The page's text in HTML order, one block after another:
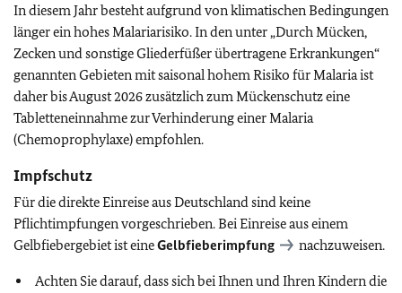
In diesem Jahr besteht aufgrund von klimatischen Bedingungen
länger ein hohes Malariarisiko. In den unter „Durch Mücken,
Zecken und sonstige Gliederfüßer übertragene Erkrankungen“
genannten Gebieten mit saisonal hohem Risiko für Malaria ist
daher bis August 2026 zusätzlich zum Mückenschutz eine
Tabletteneinnahme zur Verhinderung einer Malaria
(Chemoprophylaxe) empfohlen.
Impfschutz
Für die direkte Einreise aus Deutschland sind keine
Pflichtimpfungen vorgeschrieben. Bei Einreise aus einem
Gelbfiebergebiet ist eineGelbfieberimpfung nachzuweisen.
Achten Sie darauf, dass sich bei Ihnen und Ihren Kindern die